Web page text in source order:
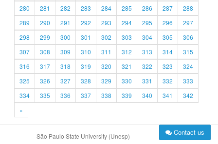
280
281 282 283 284 285 286 287
288
289
290 291 292 293 294 295 296
297
298
299 300 301 302 303 304 305
306
307
308 309 310 311 312 313 314
315
316
317 318 319 320 321 322 323
324
325
326 327 328 329 330 331 332
333
334
335 336 337 338 339 340 341
342
»
São Paulo State University (Unesp) Contact us